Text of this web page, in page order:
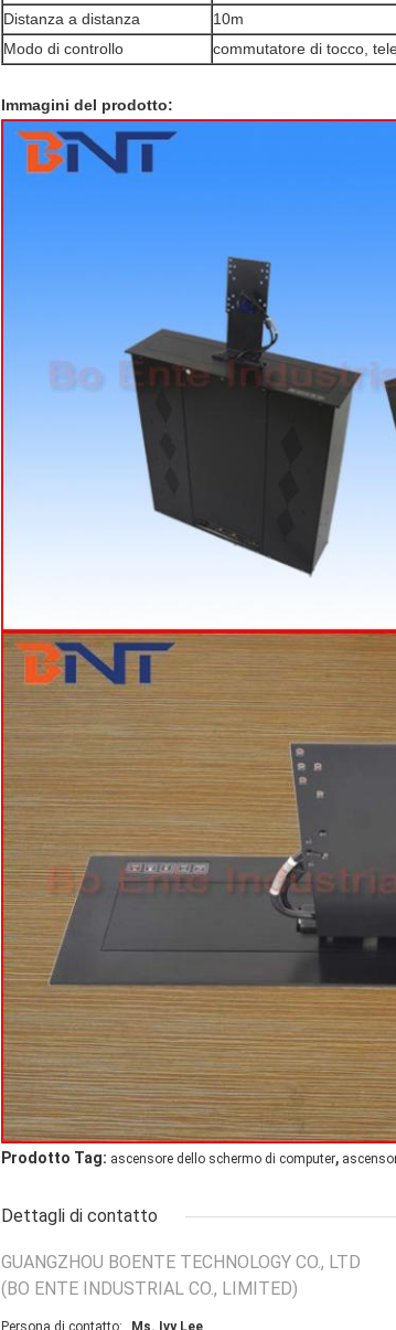
Distanza a distanza
10m
Modo di controllo
commutatore di tocco,
Immagini del prodotto:
Prodotto Tag: ascensore dello schermo di computer,
Dettagli di contatto
GUANGZHOU BOENTE TECHNOLOGY CO., LTD
(BO ENTE INDUSTRIAL CO., LIMITED)